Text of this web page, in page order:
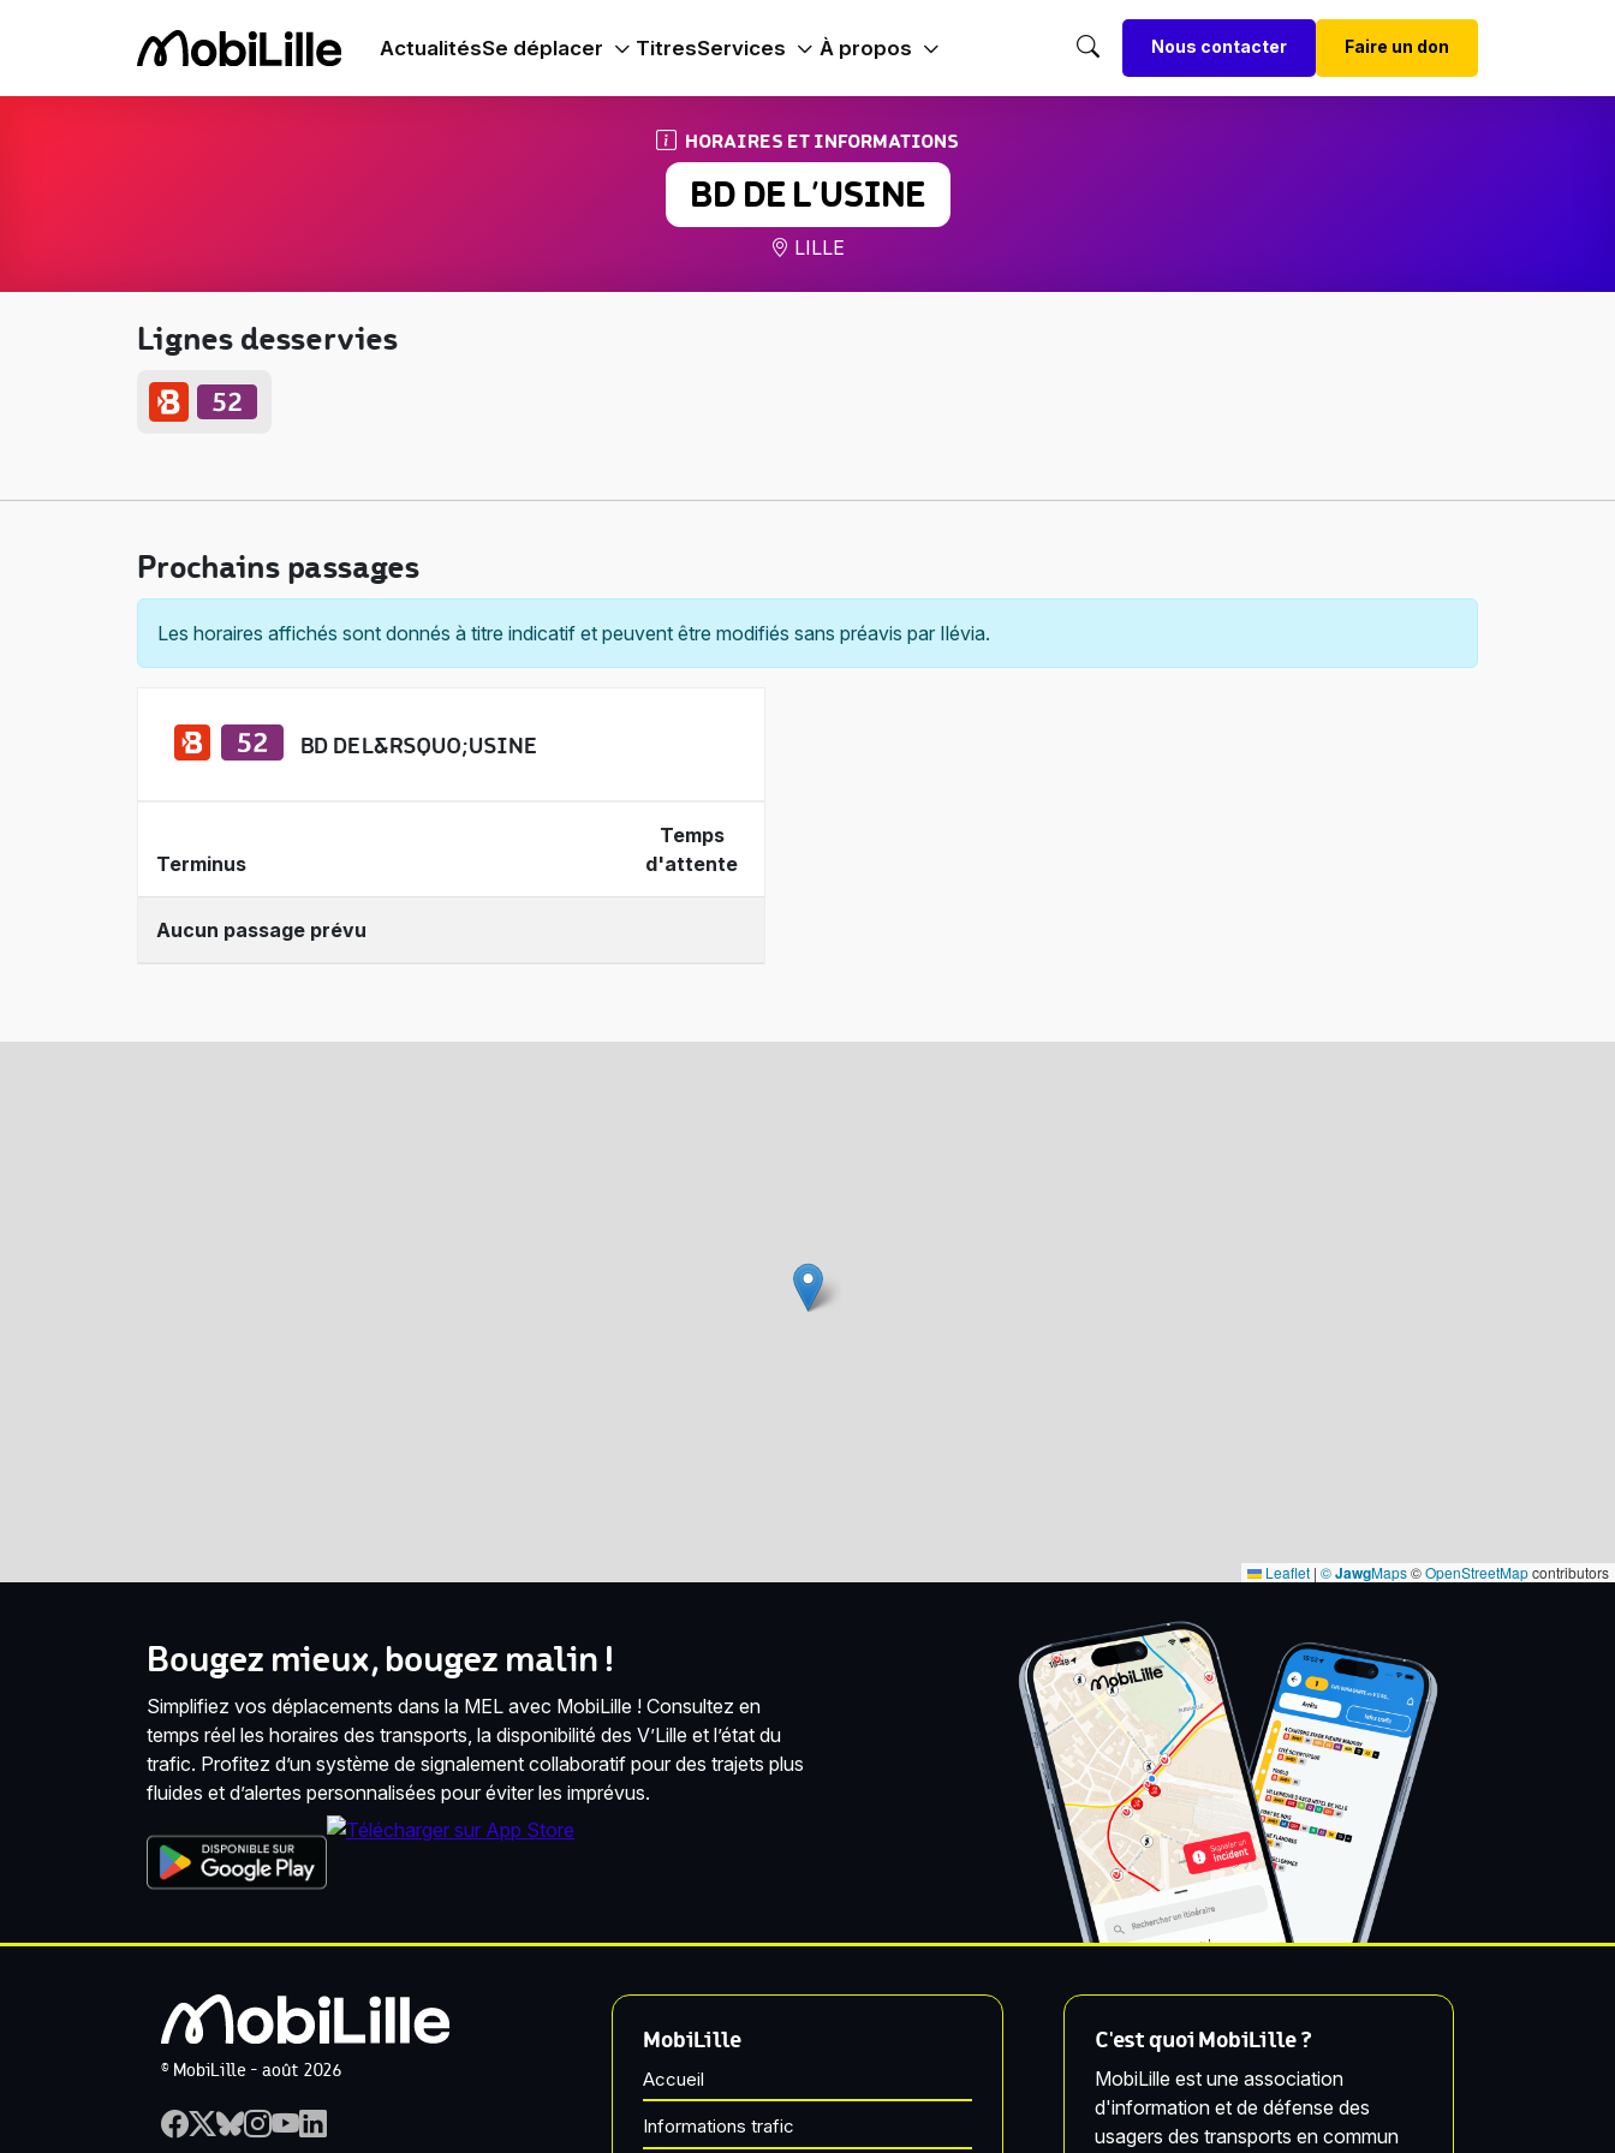
ActualitésSe déplacer TitresServices À propos Nous contacter Faire un don
HORAIRES ET INFORMATIONS
BD DE L’USINE
LILLE
Lignes desservies
Prochains passages
Les horaires affichés sont donnés à titre indicatif et peuvent être modifiés sans préavis par Ilévia.
BD DE L&RSQUO;USINE
Terminus
Temps
d'attente
Aucun passage prévu
Leaflet | ©JawgMaps©OpenStreetMapcontributors
Bougez mieux, bougez malin !
Simplifiez vos déplacements dans la MEL avec MobiLille ! Consultez en
temps réel les horaires des transports, la disponibilité des V’Lille et l’état du
trafic. Profitez d’un système de signalement collaboratif pour des trajets plus
fluides et d’alertes personnalisées pour éviter les imprévus.
© MobiLille - août 2026
MobiLille
Accueil
Informations trafic
C'est quoi MobiLille ?
MobiLille est une association
d'information et de défense des
usagers des transports en commun